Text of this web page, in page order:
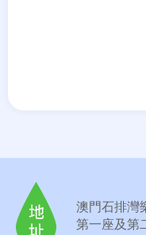
澳門石排灣
第一座及第